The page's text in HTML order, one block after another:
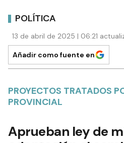
POLÍTICA
13 de abril de 2025 | 06:21
Añadir como fuente en
PROYECTOS TRATADOS
PROVINCIAL
Aprueban ley de